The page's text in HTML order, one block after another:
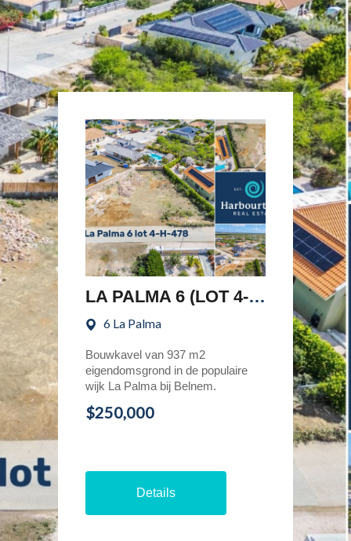
LA PALMA 6 (LOT 4-H-478)
6 La Palma
Bouwkavel van 937 m2
eigendomsgrond in de populaire
wijk La Palma bij Belnem.
$250,000
Details